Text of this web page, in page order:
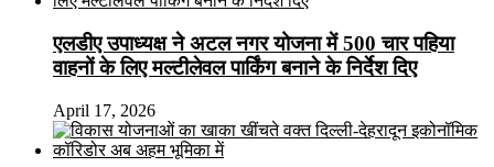
एलडीए उपाध्यक्ष ने अटल नगर योजना में 500 चार पहिया
वाहनों के लिए मल्टीलेवल पार्किंग बनाने के निर्देश दिए
April 17, 2026